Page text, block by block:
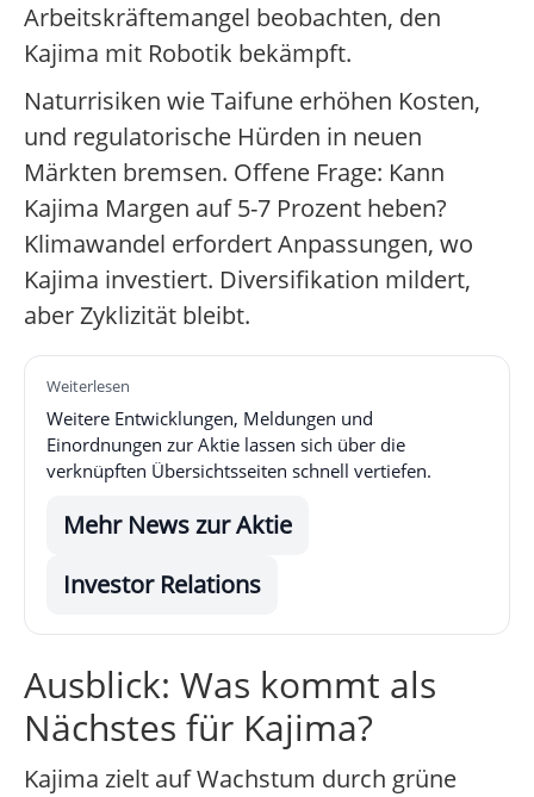
Arbeitskräftemangel beobachten, den
Kajima mit Robotik bekämpft.
Naturrisiken wie Taifune erhöhen Kosten,
und regulatorische Hürden in neuen
Märkten bremsen. Offene Frage: Kann
Kajima Margen auf 5-7 Prozent heben?
Klimawandel erfordert Anpassungen, wo
Kajima investiert. Diversifikation mildert,
aber Zyklizität bleibt.
Weiterlesen
Weitere Entwicklungen, Meldungen und
Einordnungen zur Aktie lassen sich über die
verknüpften Übersichtsseiten schnell vertiefen.
Mehr News zur Aktie
Investor Relations
Ausblick: Was kommt als
Nächstes für Kajima?
Kajima zielt auf Wachstum durch grüne